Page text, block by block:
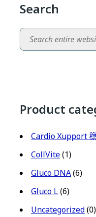
Search
Search
Product
Cardio Xupport
CollVite(1)
Gluco DNA(6)
Gluco L(6)
Uncategorized(0)